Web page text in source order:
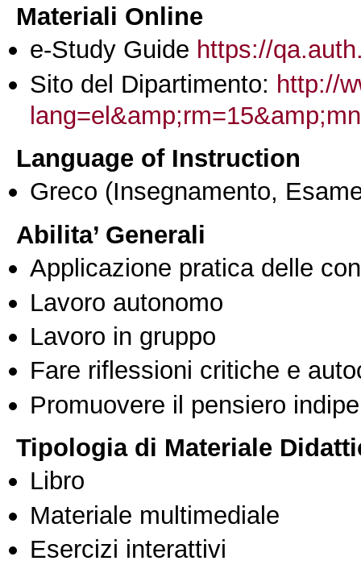
Materiali Online
e-Study Guide https://
Sito del Dipartimento: http://
Language of Instruction
Greco (Insegnamento,
Abilita’ Generali
Applicazione pratica delle
Lavoro autonomo
Lavoro in gruppo
Fare riflessioni critiche e
Promuovere il pensiero
Tipologia di Materiale
Libro
Materiale multimediale
Esercizi interattivi